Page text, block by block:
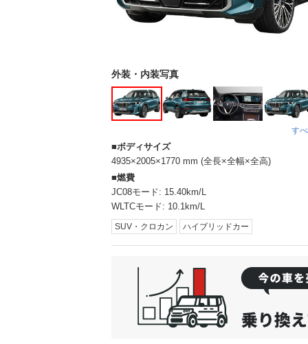
外装・内装写真
す
ボディサイズ
4935×2005×1770 mm (全長×全幅×全高)
燃費
JC08モード: 15.40km/L
WLTCモード: 10.1km/L
SUV・クロカン ハイブリッドカー